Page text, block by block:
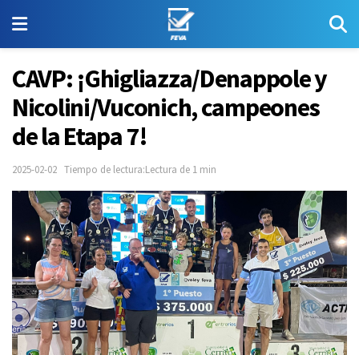
CAVP: ¡Ghigliazza/Denappole y
Nicolini/Vuconich, campeones
de la Etapa 7!
2025-02-02 Tiempo de lectura:Lectura de 1 min